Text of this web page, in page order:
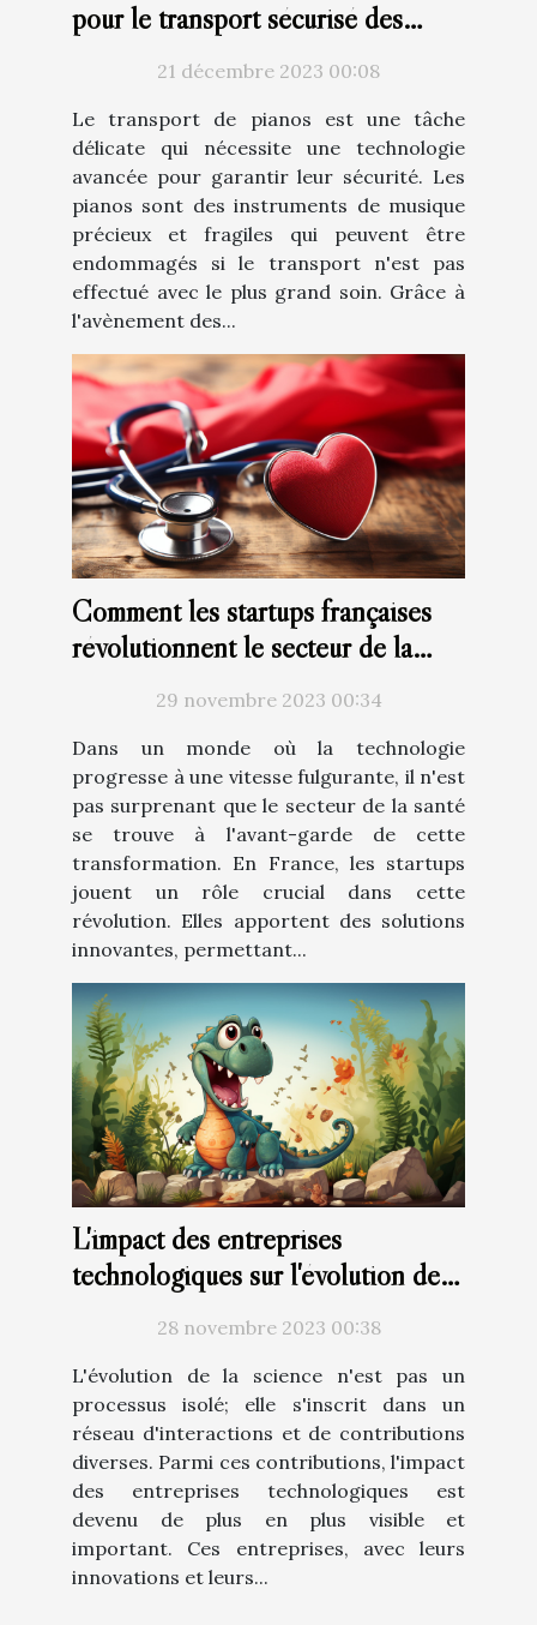
pour le transport sécurisé des
21 décembre 2023 00:08
Le transport de pianos est une tâche
délicate qui nécessite une technologie
avancée pour garantir leur sécurité. Les
pianos sont des instruments de musique
précieux et fragiles qui peuvent être
endommagés si le transport n'est pas
effectué avec le plus grand soin. Grâce à
l'avènement des...
Comment les startups françaises
révolutionnent le secteur de la
santé avec la technologie
29 novembre 2023 00:34
Dans un monde où la technologie
progresse à une vitesse fulgurante, il n'est
pas surprenant que le secteur de la santé
se trouve à l'avant-garde de cette
transformation. En France, les startups
jouent un rôle crucial dans cette
révolution. Elles apportent des solutions
innovantes, permettant...
L'impact des entreprises
technologiques sur l'évolution de
la science28 novembre 2023 00:38
L'évolution de la science n'est pas un
processus isolé; elle s'inscrit dans un
réseau d'interactions et de contributions
diverses. Parmi ces contributions, l'impact
des entreprises technologiques est
devenu de plus en plus visible et
important. Ces entreprises, avec leurs
innovations et leurs...